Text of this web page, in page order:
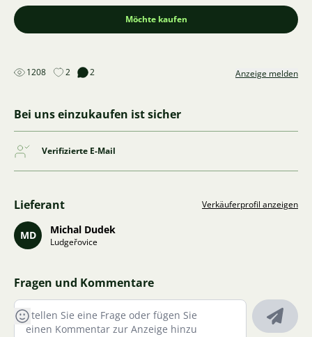
Möchte kaufen
1208 2 2 Anzeige melden
Bei uns einzukaufen ist sicher
Verifizierte E-Mail
Lieferant Verkäuferprofil anzeigen
MD Michal Dudek
Ludgeřovice
Fragen und Kommentare